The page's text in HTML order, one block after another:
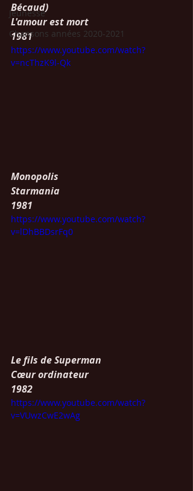
Jeunesse
Chansons années 2020-2021
Bécaud)
L'amour est mort
1981
https://www.youtube.com/watch?
v=ncThzK9l-Qk
Monopolis
Starmania
1981
https://www.youtube.com/watch?
v=lDhBBDsrFq0
Le fils de Superman
Cœur ordinateur
1982
https://www.youtube.com/watch?
v=VUwzCwE2wAg